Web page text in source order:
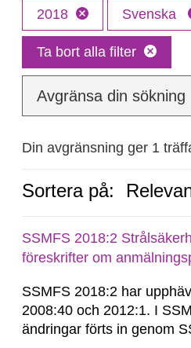
2018 Svenska
Ta bort alla filter
Avgränsa din sökning
Din avgränsning ger 1
Sortera på:
SSMFS 2018:2
föreskrifter om
SSMFS 2018:2 har
2008:40 och 2012:1. I
ändringar förts in genom